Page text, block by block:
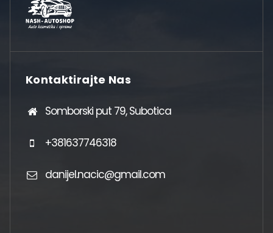
Kontaktirajte Nas
Somborski put 79, Subotica
+381637746318
danijel.nacic@gmail.com